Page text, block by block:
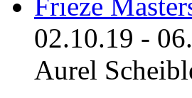
02.10.19 -
Aurel